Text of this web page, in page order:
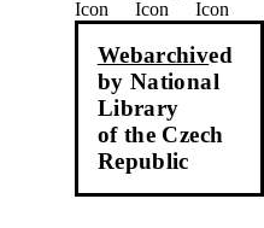
Webarchived
by National
Library
of the Czech
Republic